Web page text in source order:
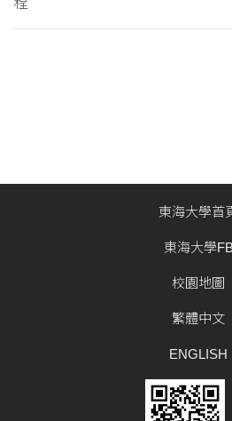
東海大學首
東海大學
校園地圖
繁體中文
ENGLISH